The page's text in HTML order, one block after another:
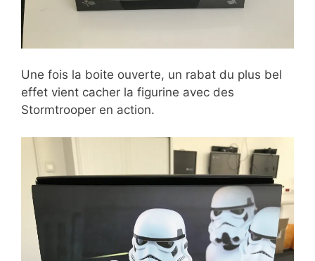
Une fois la boite ouverte, un rabat du plus bel
effet vient cacher la figurine avec des
Stormtrooper en action.